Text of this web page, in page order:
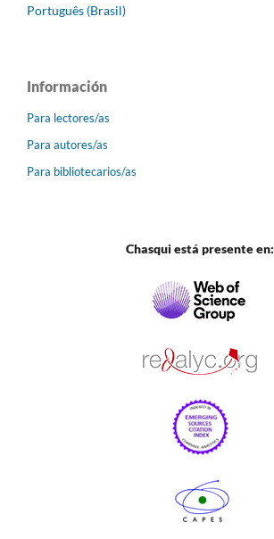
Português (Brasil)
Información
Para lectores/as
Para autores/as
Para bibliotecarios/as
Chasqui está presente en: